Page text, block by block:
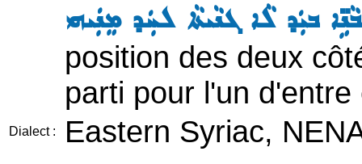
ܒܝܲܕ ܠܵܐ ܓܢܵܝܬܵܐ ܠܚܲܕ ܡܸܢܲܝܗܝ
position des deux
parti pour l'un
Dialect : Eastern Syriac,